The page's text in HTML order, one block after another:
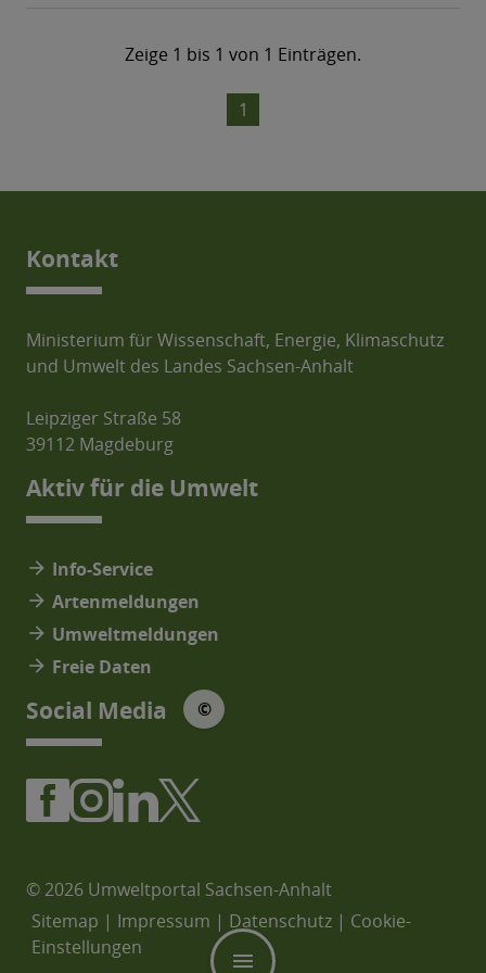
menu
Kontakt
Ministerium für Wissenschaft, Energie, Klimaschutz
und Umwelt des Landes Sachsen-Anhalt
Leipziger Straße 58
39112 Magdeburg
Aktiv für die Umwelt
arrow_forward Info-Service
arrow_forward Artenmeldungen
arrow_forward Umweltmeldungen
arrow_forward Freie Daten
Social Media © © Social Media Icons: jam-
© 2026 Umweltportal Sachsen-Anhalt
Sitemap | Impressum | Datenschutz | Cookie-
Einstellungen